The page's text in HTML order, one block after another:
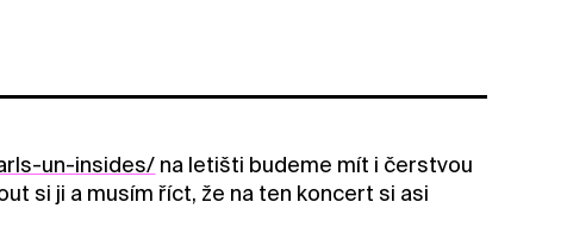
un-insides/ na letišti budeme mít i čerstvou
si ji a musím říct, že na ten koncert si asi